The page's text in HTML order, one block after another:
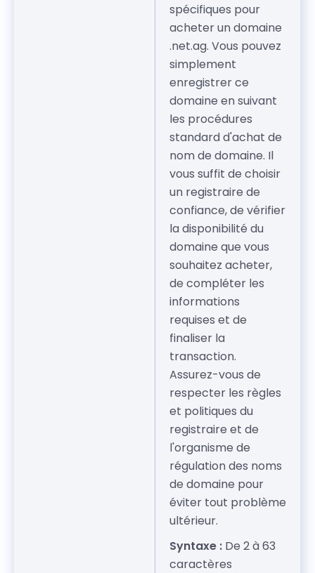
spécifiques pour
acheter un domaine
.net.ag. Vous pouvez
simplement
enregistrer ce
domaine en suivant
les procédures
standard d'achat de
nom de domaine. Il
vous suffit de choisir
un registraire de
confiance, de vérifier
la disponibilité du
domaine que vous
souhaitez acheter,
de compléter les
informations
requises et de
finaliser la
transaction.
Assurez-vous de
respecter les règles
et politiques du
registraire et de
l'organisme de
régulation des noms
de domaine pour
éviter tout problème
ultérieur.
Syntaxe : De 2 à 63
caractères